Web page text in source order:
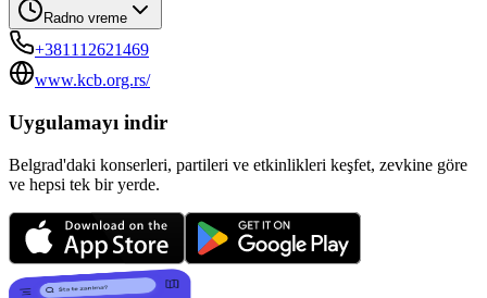
Radno vreme
+381112621469
www.kcb.org.rs/
Uygulamayı indir
Belgrad'daki konserleri, partileri ve etkinlikleri keşfet, zevkine göre
ve hepsi tek bir yerde.